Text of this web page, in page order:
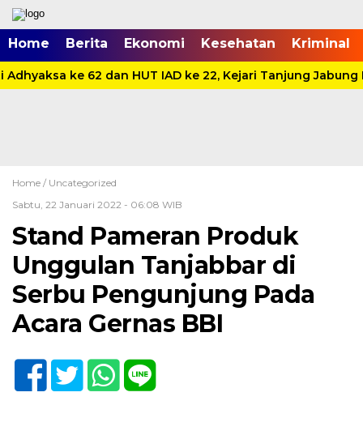
Home Berita Ekonomi Kesehatan Kriminal
ke 62 dan HUT IAD ke 22, Kejari Tanjung Jabung
Home / Uncategorized
Sabtu, 22 Januari 2022 - 06:08 WIB
Stand Pameran Produk
Unggulan Tanjabbar di
Serbu Pengunjung Pada
Acara Gernas BBI